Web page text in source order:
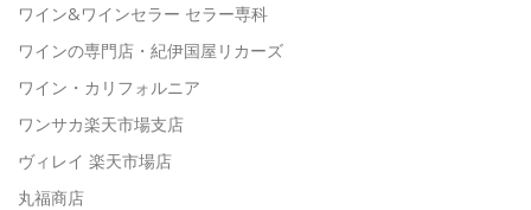
ワイン&ワインセラー セラー専科
ワインの専門店・紀伊国屋リカーズ
ワイン・カリフォルニア
ワンサカ楽天市場支店
ヴィレイ 楽天市場店
丸福商店